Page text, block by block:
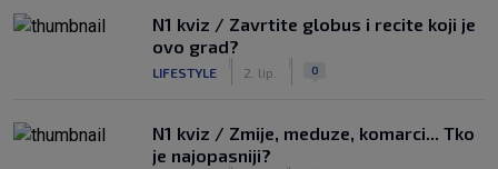
N1 kviz / Zavrtite globus i recite koji je
ovo grad?
LIFESTYLE 2. lip. 0
N1 kviz / Zmije, meduze, komarci... Tko
je najopasniji?